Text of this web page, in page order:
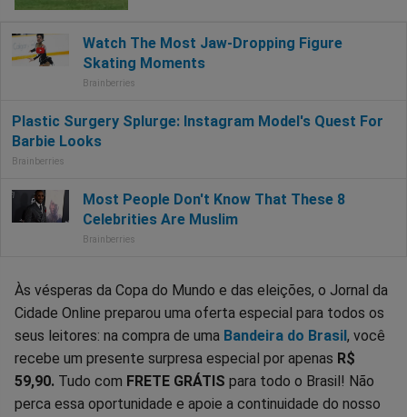
Às vésperas da Copa do Mundo e das eleições, o Jornal da
Cidade Online preparou uma oferta especial para todos os
seus leitores: na compra de uma Bandeira do Brasil , você
recebe um presente surpresa especial por apenas R$
59,90. Tudo com FRETE GRÁTIS para todo o Brasil! Não
perca essa oportunidade e apoie a continuidade do nosso